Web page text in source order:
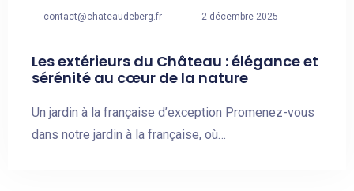
contact@chateaudeberg.fr 2 décembre 2025
Les extérieurs du Château : élégance et
sérénité au cœur de la nature
Un jardin à la française d’exception Promenez-vous
dans notre jardin à la française, où…